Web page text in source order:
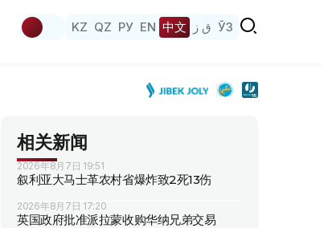
KZ QZ РУ EN 中文 ق ز ЎЗ
相关新闻
2026年8月7日 19:51
叙利亚大马士革农村省爆炸致2死13伤
2026年8月7日 17:20
英国政府批准派拉蒙收购华纳兄弟交易